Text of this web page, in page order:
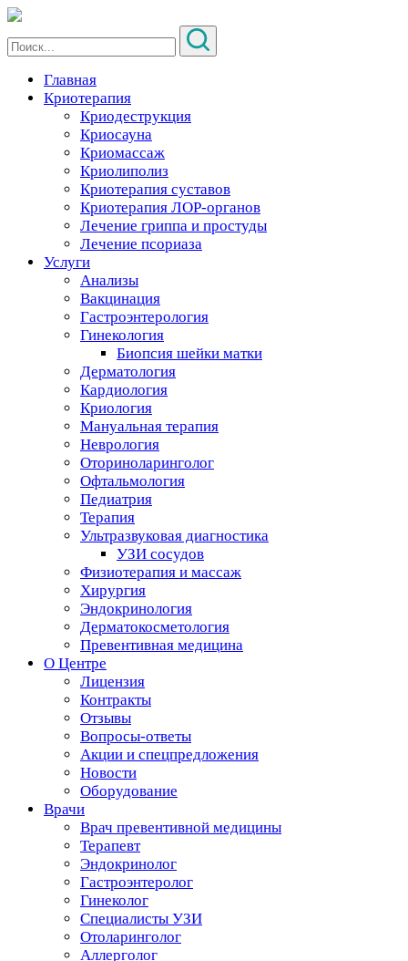
Главная
Криотерапия
Криодеструкция
Криосауна
Криомассаж
Криолиполиз
Криотерапия суставов
Криотерапия ЛОР-органов
Лечение гриппа и простуды
Лечение псориаза
Услуги
Анализы
Вакцинация
Гастроэнтерология
Гинекология
Биопсия шейки матки
Дерматология
Кардиология
Криология
Мануальная терапия
Неврология
Оториноларинголог
Офтальмология
Педиатрия
Терапия
Ультразвуковая диагностика
УЗИ сосудов
Физиотерапия и массаж
Хирургия
Эндокринология
Дерматокосметология
Превентивная медицина
О Центре
Лицензия
Контракты
Отзывы
Вопросы-ответы
Акции и спецпредложения
Новости
Оборудование
Врачи
Врач превентивной медицины
Терапевт
Эндокринолог
Гастроэнтеролог
Гинеколог
Специалисты УЗИ
Отоларинголог
Аллерголог